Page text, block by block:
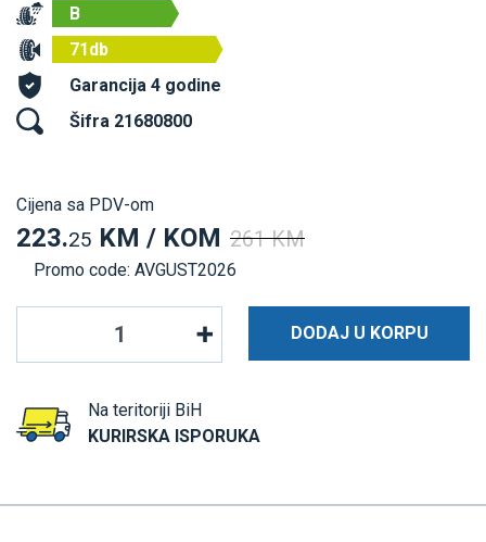
B
71db
Garancija 4 godine
Šifra 21680800
Cijena sa PDV-om
223.25 KM / KOM 261 KM
Promo code: AVGUST2026
DODAJ U KORPU
Na teritoriji BiH
KURIRSKA ISPORUKA